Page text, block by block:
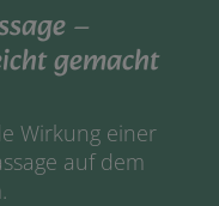
–
gemacht
Wirkung einer
auf dem